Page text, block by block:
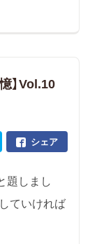
】Vol.10
シェア
題しまし
ていければ